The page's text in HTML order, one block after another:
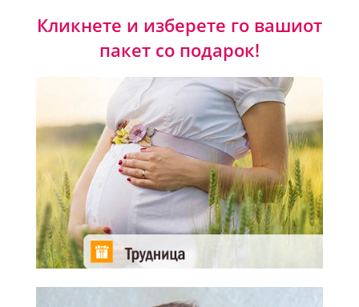
Кликнете и изберете го вашиот
пакет со подарок!